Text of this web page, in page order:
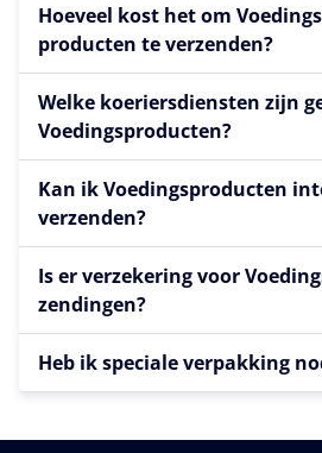
Hoeveel kost het om
producten te verzenden?
Welke koeriersdiensten zijn
Voedingsproducten?
Kan ik Voedingsproducten
verzenden?
Is er verzekering voor
zendingen?
Heb ik speciale verpakking